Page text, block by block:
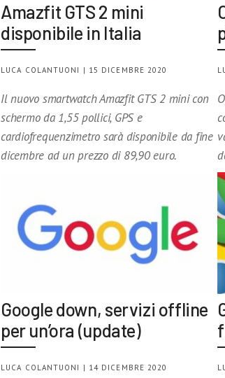
Amazfit GTS 2 mini
disponibile in Italia
LUCA COLANTUONI | 15 DICEMBRE 2020
Il nuovo smartwatch Amazfit GTS 2 mini con
schermo da 1,55 pollici, GPS e
cardiofrequenzimetro sarà disponibile da fine
dicembre ad un prezzo di 89,90 euro.
Google down, servizi offline
per un’ora (update)
LUCA COLANTUONI | 14 DICEMBRE 2020